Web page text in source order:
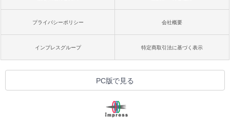
プライバシーポリシー 会社概要
インプレスグループ 特定商取引法に基づく表示
PC版で見る